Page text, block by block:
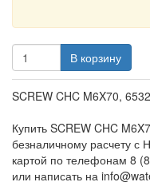
В корзину
SCREW CHC M6X70,
Купить SCREW CHC
безналичному расчету с
картой по телефонам 8
или написать на